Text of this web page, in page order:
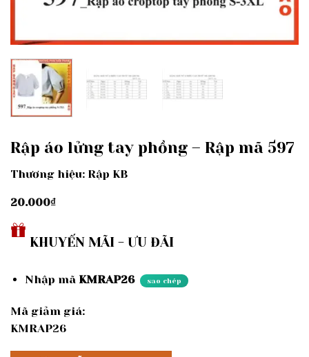
Rập áo lửng tay phồng – Rập mã 597
Thương hiệu: Rập KB
20.000₫
KHUYẾN MÃI - ƯU ĐÃI
Nhập mã KMRAP26 sao chép
Mã giảm giá:
KMRAP26